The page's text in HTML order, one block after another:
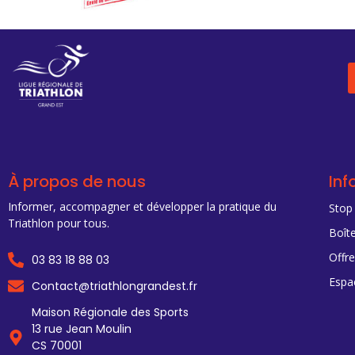
À propos de nous
Informer, accompagner et développer la pratique du
Triathlon pour tous.
03 83 18 88 03
Contact@triathlongrandest.fr
Maison Régionale des Sports
13 rue Jean Moulin
CS 70001